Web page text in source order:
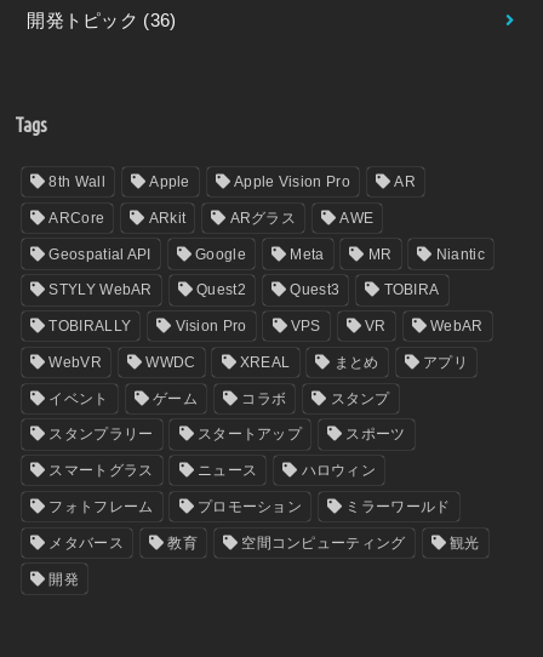
開発トピック (36)
Tags
8th Wall Apple Apple Vision Pro AR
ARCore ARkit ARグラス AWE
Geospatial API Google Meta MR Niantic
STYLY WebAR Quest2 Quest3 TOBIRA
TOBIRALLY Vision Pro VPS VR WebAR
WebVR WWDC XREAL まとめ アプリ
イベント ゲーム コラボ スタンプ
スタンプラリー スタートアップ スポーツ
スマートグラス ニュース ハロウィン
フォトフレーム プロモーション ミラーワールド
メタバース 教育 空間コンピューティング 観光
開発